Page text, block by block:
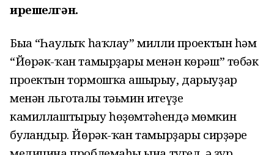
ирешелгән.
Быға “Һаулыҡ һаҡлау” милли проектын һәм
“Йөрәк-ҡан тамырҙары менән көрәш” төбәк
проектын тормошҡа ашырыу, дарыуҙар
менән льготалы тәьмин итеүҙе
камиллаштырыу һөҙөмтәһендә мөмкин
булғандыр. Йөрәк-ҡан тамырҙары сирҙәре